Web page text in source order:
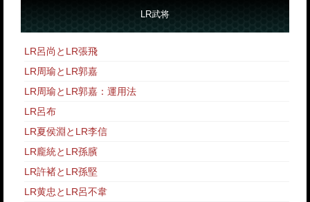
LR武将
LR呂尚とLR張飛
LR周瑜とLR郭嘉
LR周瑜とLR郭嘉：運用法
LR呂布
LR夏侯淵とLR李信
LR龐統とLR孫臏
LR許褚とLR孫堅
LR黄忠とLR呂不韋